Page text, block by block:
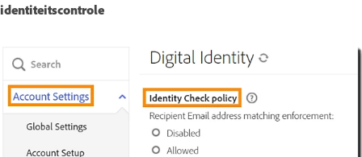
identiteitscontrole